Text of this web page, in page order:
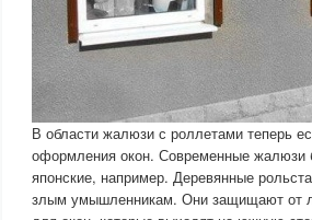
В области жалюзи с роллетами теперь
оформления окон. Современные
японские, например. Деревянные
злым умышленникам. Они защищают от